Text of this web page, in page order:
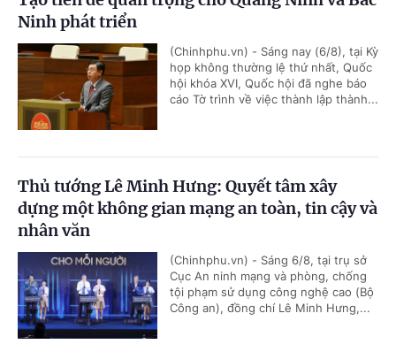
Ninh phát triển
(Chinhphu.vn) - Sáng nay (6/8), tại Kỳ
họp không thường lệ thứ nhất, Quốc
hội khóa XVI, Quốc hội đã nghe báo
cáo Tờ trình về việc thành lập thành...
Thủ tướng Lê Minh Hưng: Quyết tâm xây
dựng một không gian mạng an toàn, tin cậy và
nhân văn
(Chinhphu.vn) - Sáng 6/8, tại trụ sở
Cục An ninh mạng và phòng, chống
tội phạm sử dụng công nghệ cao (Bộ
Công an), đồng chí Lê Minh Hưng,...